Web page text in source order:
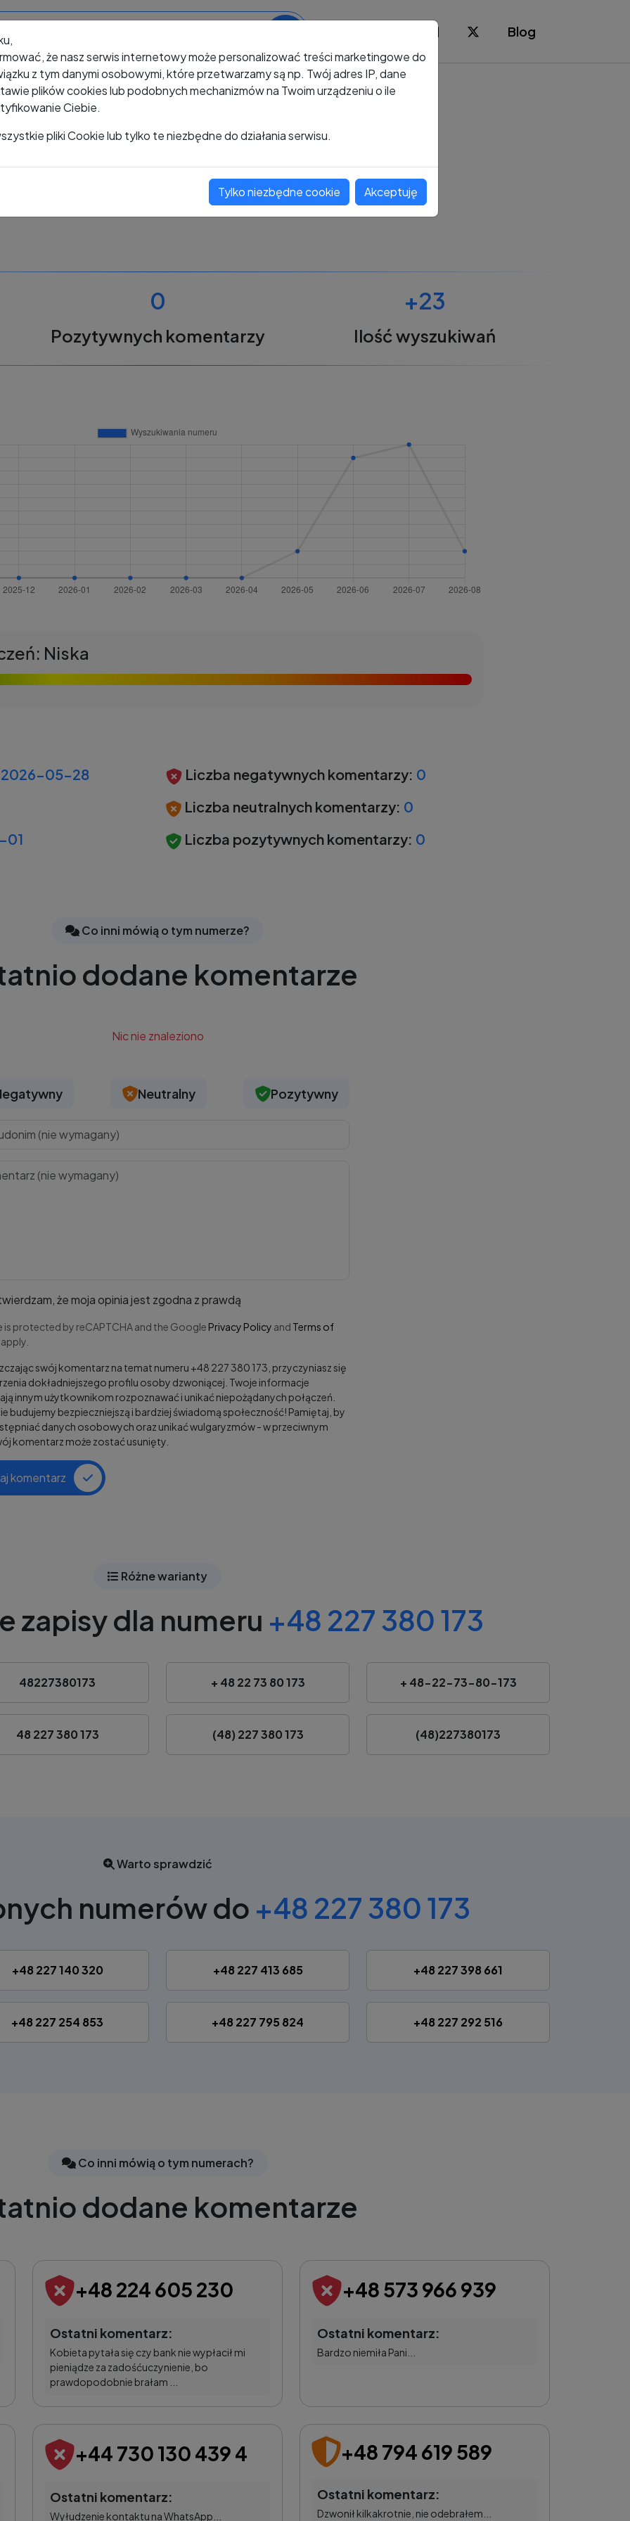
Blog
+48 227 380 173
Oceń ten numer
0
Pozytywnych komentarzy
+23
Ilość wyszukiwań
Niska
2026-05-28
01
Liczba negatywnych komentarzy: 0
Liczba neutralnych komentarzy: 0
Liczba pozytywnych komentarzy: 0
Co inni mówią o tym numerze?
dodane komentarze
Nic nie znaleziono
Neutralny Pozytywny
że moja opinia jest zgodna z prawdą
is protected by reCAPTCHA and the Google Privacy Policy and Terms of
apply.
swój komentarz na temat numeru +48 227 380 173, przyczyniasz się
dokładniejszego profilu osoby dzwoniącej. Twoje informacje
innym użytkownikom rozpoznawać i unikać niepożądanych połączeń.
budujemy bezpieczniejszą i bardziej świadomą społeczność! Pamiętaj, by
danych osobowych oraz unikać wulgaryzmów - w przeciwnym
komentarz może zostać usunięty.
komentarz
Różne warianty
zapisy dla numeru +48 227 380 173
48227380173 + 48 22 73 80 173 + 48-22-73-80-173
48 227 380 173 (48) 227 380 173 (48)227380173
Warto sprawdzić
numerów do +48 227 380 173
+48 227 140 320 +48 227 413 685 +48 227 398 661
+48 227 254 853 +48 227 795 824 +48 227 292 516
Co inni mówią o tym numerach?
dodane komentarze
+48 224 605 230
Ostatni komentarz:
Kobieta pytała się czy bank nie wypłacił mi
pieniądze za zadośćuczynienie, bo
prawdopodobnie brałam ...
+48 573 966 939
Ostatni komentarz:
Bardzo niemiła Pani...
+44 730 130 439 4
Ostatni komentarz:
Wyłudzenie kontaktu na WhatsApp...
+48 794 619 589
Ostatni komentarz:
Dzwonił kilkakrotnie, nie odebrałem...
że nasz serwis internetowy może personalizować treści marketingowe do
z tym danymi osobowymi, które przetwarzamy są np. Twój adres IP, dane
plików cookies lub podobnych mechanizmów na Twoim urządzeniu o ile
Ciebie.
pliki Cookie lub tylko te niezbędne do działania serwisu.
Tylko niezbędne cookie Akceptuję